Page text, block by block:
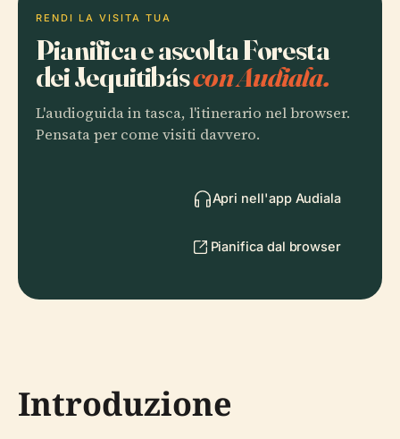
RENDI LA VISITA TUA
Pianifica e ascolta Foresta
dei Jequitibáscon Audiala.
L'audioguida in tasca, l'itinerario nel browser.
Pensata per come visiti davvero.
Apri nell'app Audiala
Pianifica dal browser
Introduzione